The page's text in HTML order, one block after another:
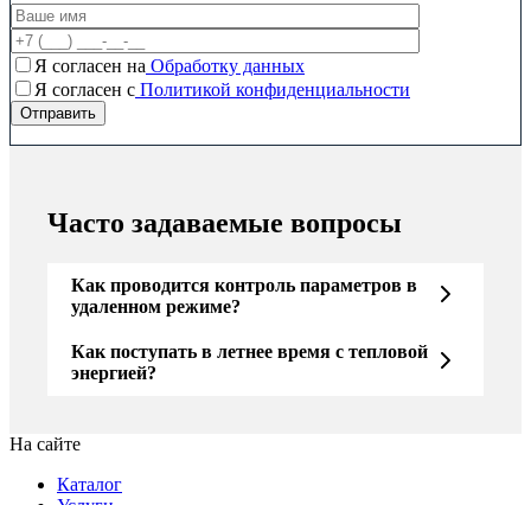
Я согласен на Обработку данных
Я согласен c Политикой конфиденциальности
Часто задаваемые вопросы
Как проводится контроль параметров в
удаленном режиме?
Как поступать в летнее время с тепловой
энергией?
На сайте
Каталог